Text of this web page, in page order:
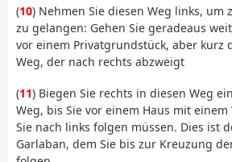
(10) Nehmen Sie diesen Weg links, um
zu gelangen: Gehen Sie geradeaus
vor einem Privatgrundstück, aber kurz
Weg, der nach rechts abzweigt
(11) Biegen Sie rechts in diesen Weg
Weg, bis Sie vor einem Haus mit
Sie nach links folgen müssen. Dies ist
Garlaban, dem Sie bis zur Kreuzung